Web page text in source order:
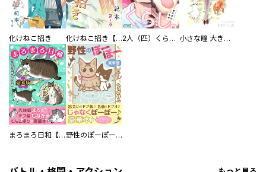
化けねこ招き 化けねこ招き【描きおろし付合冊版】 2人（匹）くらし。 小さな瞳 大きな鼓動
まろまろ日和【豪華版】 野性のぽーぽー【豪華版】